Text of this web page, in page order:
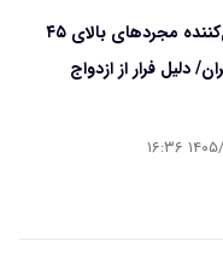
آمار نگران‌کننده مجردهای بالای ۴۵
دلیل فرار از ازدواج
۱۶:۳۶